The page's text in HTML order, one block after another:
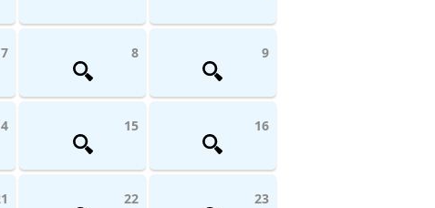
7 8 9
15 16
22 23